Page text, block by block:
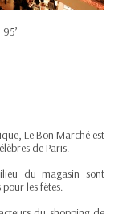
95’
Le Bon Marché est
de Paris.
du magasin sont
les fêtes.